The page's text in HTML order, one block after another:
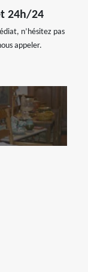
24h/24
n’hésitez pas
appeler.